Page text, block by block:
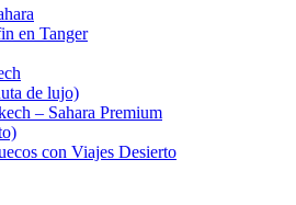
en Tanger
de lujo)
– Sahara Premium
con Viajes Desierto